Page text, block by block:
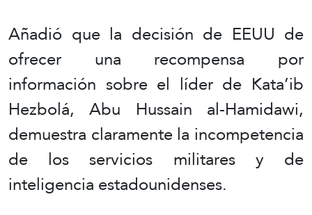
Añadió que la decisión de EEUU de
ofrecer una recompensa por
información sobre el líder de Kata’ib
Hezbolá, Abu Hussain al-Hamidawi,
demuestra claramente la incompetencia
de los servicios militares y de
inteligencia estadounidenses.